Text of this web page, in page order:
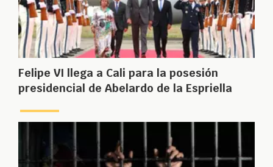
Felipe VI llega a Cali para la posesión
presidencial de Abelardo de la Espriella